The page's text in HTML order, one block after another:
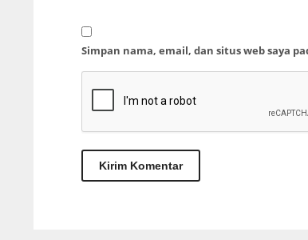
Simpan nama, email, dan situs web saya